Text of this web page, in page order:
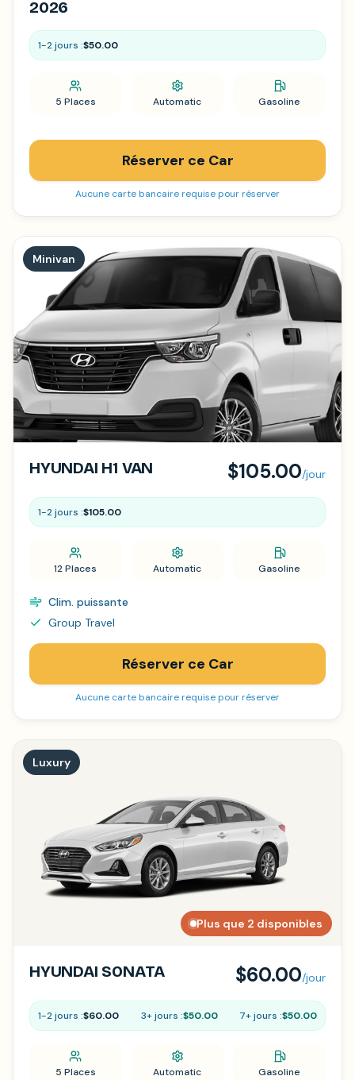
2026
1-2 jours :$50.00
5 Places Automatic Gasoline
Réserver ce Car
Aucune carte bancaire requise pour réserver
Minivan
HYUNDAI H1 VAN $105.00/jour
1-2 jours :$105.00
12 Places Automatic Gasoline
Clim. puissante
Group Travel
Réserver ce Car
Aucune carte bancaire requise pour réserver
Luxury
Plus que 2 disponibles
HYUNDAI SONATA $60.00/jour
1-2 jours :$60.00 3+ jours :$50.00 7+ jours :$50.00
5 Places Automatic Gasoline